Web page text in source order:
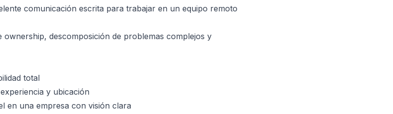
comunicación escrita para trabajar en un equipo remoto
ownership, descomposición de problemas complejos y
total
y ubicación
en una empresa con visión clara